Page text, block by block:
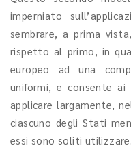
imperniato
sembrare, a prima
rispetto al primo, in
europeo ad una
uniformi, e consente ai
applicare largamente,
ciascuno degli Stati
essi sono soliti utilizzare.